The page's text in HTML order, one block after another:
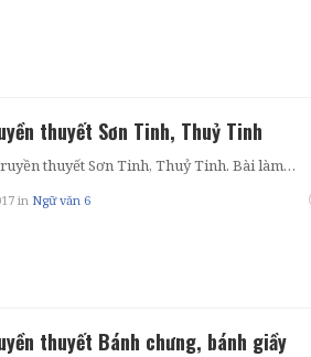
thuyết Sơn Tinh, Thuỷ Tinh
thuyết Sơn Tinh, Thuỷ Tinh. Bài làm…
in Ngữ văn 6
thuyết Bánh chưng, bánh giầy